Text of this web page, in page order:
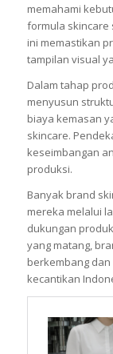
memahami
formula skincare
ini memastikan
tampilan visual
Dalam tahap
menyusun
biaya kemasan
skincare.
keseimbangan
produksi.
Banyak brand
mereka melalui
dukungan
yang matang,
berkembang
kecantikan